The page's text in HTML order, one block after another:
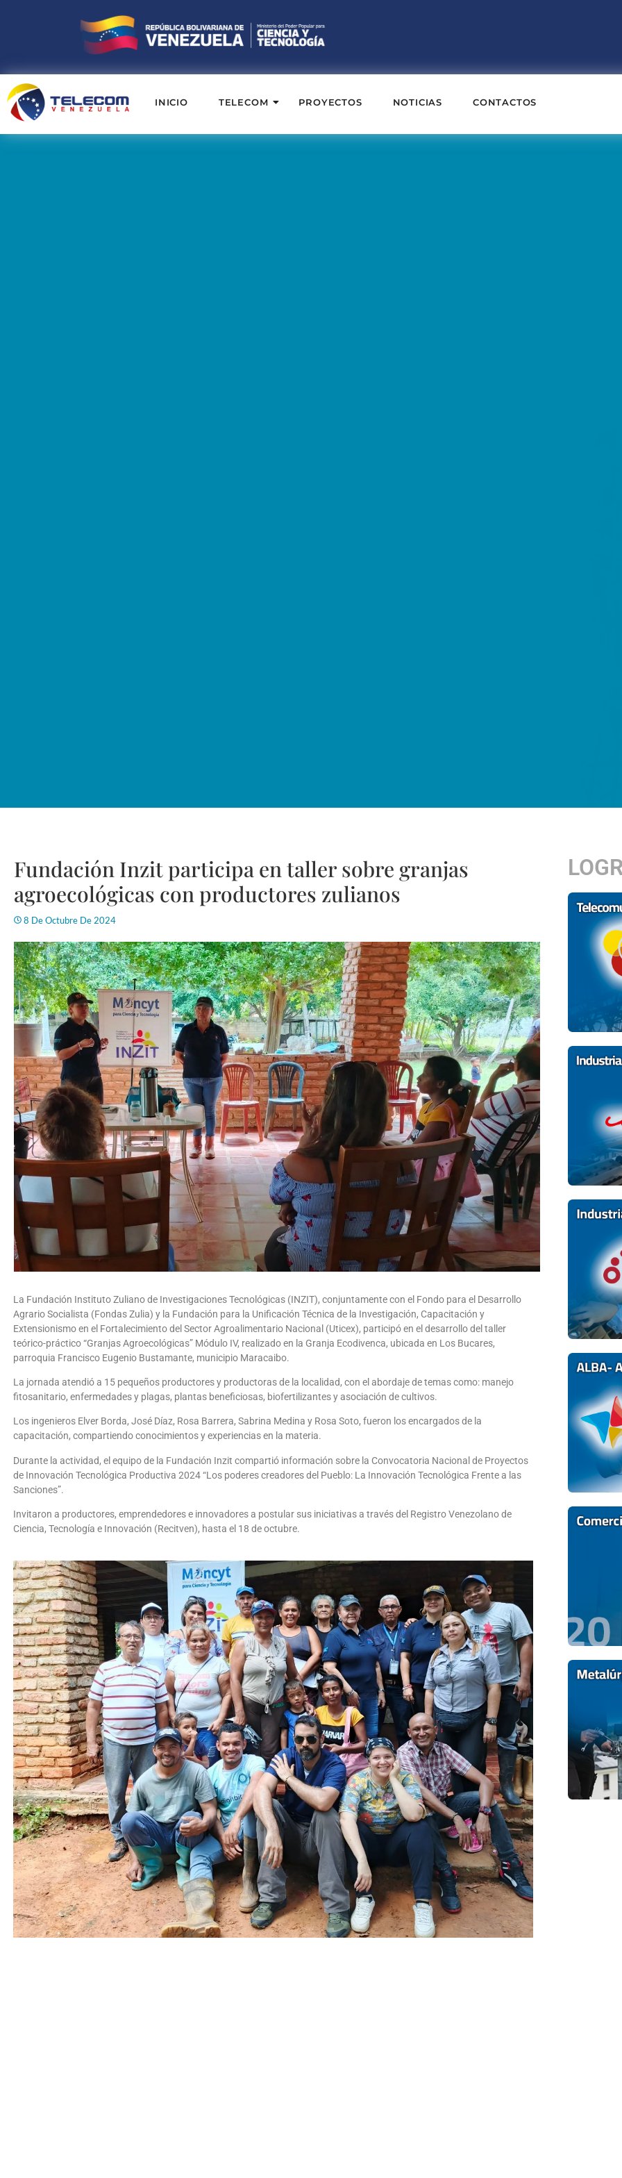
INICIO TELECOM PROYECTOS NOTICIAS CONTACTOS
Fundación Inzit participa en taller sobre granjas
agroecológicas con productores zulianos
8 De Octubre De 2024
La Fundación Instituto Zuliano de Investigaciones Tecnológicas (INZIT), conjuntamente con el Fondo para el Desarrollo
Agrario Socialista (Fondas Zulia) y la Fundación para la Unificación Técnica de la Investigación, Capacitación y
Extensionismo en el Fortalecimiento del Sector Agroalimentario Nacional (Uticex), participó en el desarrollo del taller
teórico-práctico “Granjas Agroecológicas” Módulo IV, realizado en la Granja Ecodivenca, ubicada en Los Bucares,
parroquia Francisco Eugenio Bustamante, municipio Maracaibo.
La jornada atendió a 15 pequeños productores y productoras de la localidad, con el abordaje de temas como: manejo
fitosanitario, enfermedades y plagas, plantas beneficiosas, biofertilizantes y asociación de cultivos.
Los ingenieros Elver Borda, José Díaz, Rosa Barrera, Sabrina Medina y Rosa Soto, fueron los encargados de la
capacitación, compartiendo conocimientos y experiencias en la materia.
Durante la actividad, el equipo de la Fundación Inzit compartió información sobre la Convocatoria Nacional de Proyectos
de Innovación Tecnológica Productiva 2024 “Los poderes creadores del Pueblo: La Innovación Tecnológica Frente a las
Sanciones”.
Invitaron a productores, emprendedores e innovadores a postular sus iniciativas a través del Registro Venezolano de
Ciencia, Tecnología e Innovación (Recitven), hasta el 18 de octubre.